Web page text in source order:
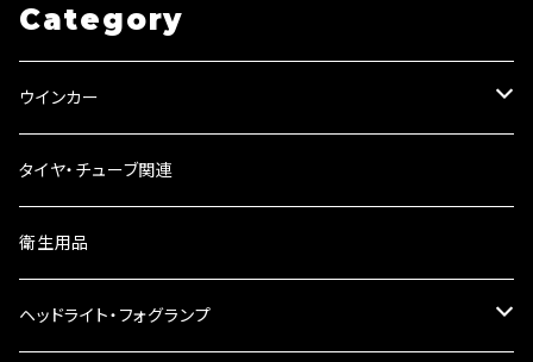
Category
ウインカー
ウインカーリレー
ウインカーレンズ
LEDウインカー
タイヤ・チューブ関連
衛生用品
ヘッドライト・フォグランプ